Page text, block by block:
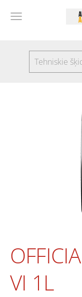
Tehniskie
VI 1L